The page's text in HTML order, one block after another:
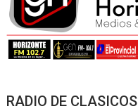
RADIO DE CLASICOS